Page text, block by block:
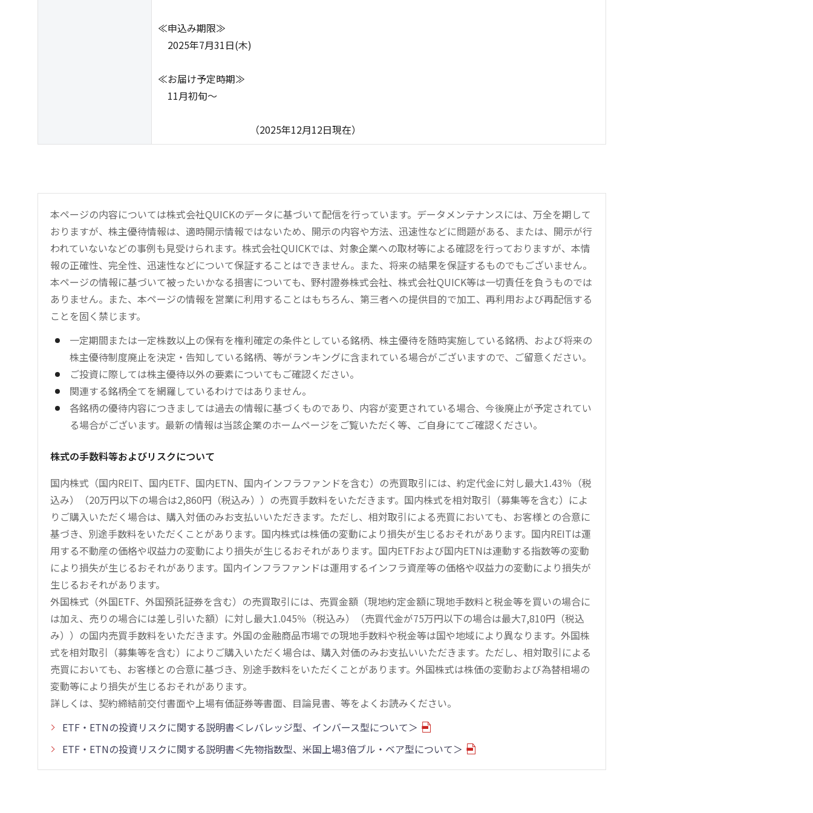
≪申込み期限≫
2025年7月31日(木)
≪お届け予定時期≫
11月初旬～
（2025年12月12日現在）
本ページの内容については株式会社QUICKのデータに基づいて配信を行っています。データメンテナンスには、万全を期して
おりますが、株主優待情報は、適時開示情報ではないため、開示の内容や方法、迅速性などに問題がある、または、開示が行
われていないなどの事例も見受けられます。株式会社QUICKでは、対象企業への取材等による確認を行っておりますが、本情
報の正確性、完全性、迅速性などについて保証することはできません。また、将来の結果を保証するものでもございません。
本ページの情報に基づいて被ったいかなる損害についても、野村證券株式会社、株式会社QUICK等は一切責任を負うものでは
ありません。また、本ページの情報を営業に利用することはもちろん、第三者への提供目的で加工、再利用および再配信する
ことを固く禁じます。
一定期間または一定株数以上の保有を権利確定の条件としている銘柄、株主優待を随時実施している銘柄、および将来の
株主優待制度廃止を決定・告知している銘柄、等がランキングに含まれている場合がございますので、ご留意ください。
ご投資に際しては株主優待以外の要素についてもご確認ください。
関連する銘柄全てを網羅しているわけではありません。
各銘柄の優待内容につきましては過去の情報に基づくものであり、内容が変更されている場合、今後廃止が予定されてい
る場合がございます。最新の情報は当該企業のホームページをご覧いただく等、ご自身にてご確認ください。
株式の手数料等およびリスクについて
国内株式（国内REIT、国内ETF、国内ETN、国内インフラファンドを含む）の売買取引には、約定代金に対し最大1.43％（税
込み）（20万円以下の場合は2,860円（税込み））の売買手数料をいただきます。国内株式を相対取引（募集等を含む）によ
りご購入いただく場合は、購入対価のみお支払いいただきます。ただし、相対取引による売買においても、お客様との合意に
基づき、別途手数料をいただくことがあります。国内株式は株価の変動により損失が生じるおそれがあります。国内REITは運
用する不動産の価格や収益力の変動により損失が生じるおそれがあります。国内ETFおよび国内ETNは連動する指数等の変動
により損失が生じるおそれがあります。国内インフラファンドは運用するインフラ資産等の価格や収益力の変動により損失が
生じるおそれがあります。
外国株式（外国ETF、外国預託証券を含む）の売買取引には、売買金額（現地約定金額に現地手数料と税金等を買いの場合に
は加え、売りの場合には差し引いた額）に対し最大1.045％（税込み）（売買代金が75万円以下の場合は最大7,810円（税込
み））の国内売買手数料をいただきます。外国の金融商品市場での現地手数料や税金等は国や地域により異なります。外国株
式を相対取引（募集等を含む）によりご購入いただく場合は、購入対価のみお支払いいただきます。ただし、相対取引による
売買においても、お客様との合意に基づき、別途手数料をいただくことがあります。外国株式は株価の変動および為替相場の
変動等により損失が生じるおそれがあります。
詳しくは、契約締結前交付書面や上場有価証券等書面、目論見書、等をよくお読みください。
ETF・ETNの投資リスクに関する説明書＜レバレッジ型、インバース型について＞
ETF・ETNの投資リスクに関する説明書＜先物指数型、米国上場3倍ブル・ベア型について＞